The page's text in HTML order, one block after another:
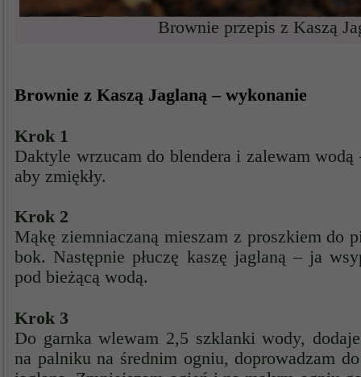
Brownie przepis z Kaszą
Brownie z Kaszą Jaglaną – wykonanie
Krok 1
Daktyle wrzucam do blendera i zalewam
aby zmiękły.
Krok 2
Mąkę ziemniaczaną mieszam z proszkiem do
bok. Następnie płuczę kaszę jaglaną – ja
pod bieżącą wodą.
Krok 3
Do garnka wlewam 2,5 szklanki wody,
na palniku na średnim ogniu, doprowadzam